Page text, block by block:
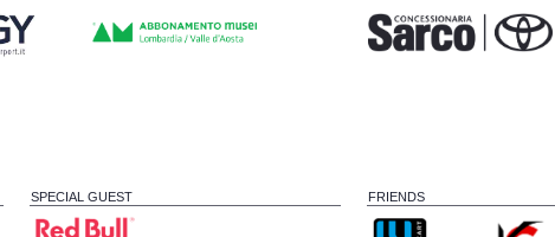
SPECIAL GUEST FRIENDS